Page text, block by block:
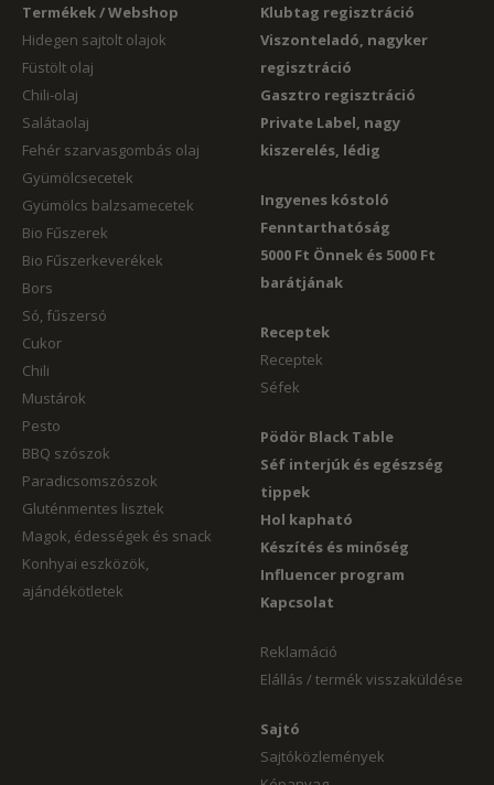
Termékek / Webshop
Hidegen sajtolt olajok
Füstölt olaj
Chili-olaj
Salátaolaj
Fehér szarvasgombás olaj
Gyümölcsecetek
Gyümölcs balzsamecetek
Bio Fűszerek
Bio Fűszerkeverékek
Bors
Só, fűszersó
Cukor
Chili
Mustárok
Pesto
BBQ szószok
Paradicsomszószok
Gluténmentes lisztek
Magok, édességek és snack
Konhyai eszközök,
ajándékötletek
Klubtag regisztráció
Viszonteladó, nagyker
regisztráció
Gasztro regisztráció
Private Label, nagy
kiszerelés, lédig
Ingyenes kóstoló
Fenntarthatóság
5000 Ft Önnek és 5000 Ft
barátjának
Receptek
Receptek
Séfek
Pödör Black Table
Séf interjúk és egészség
tippek
Hol kapható
Készítés és minőség
Influencer program
Kapcsolat
Reklamáció
Elállás / termék visszaküldése
Sajtó
Sajtóközlemények